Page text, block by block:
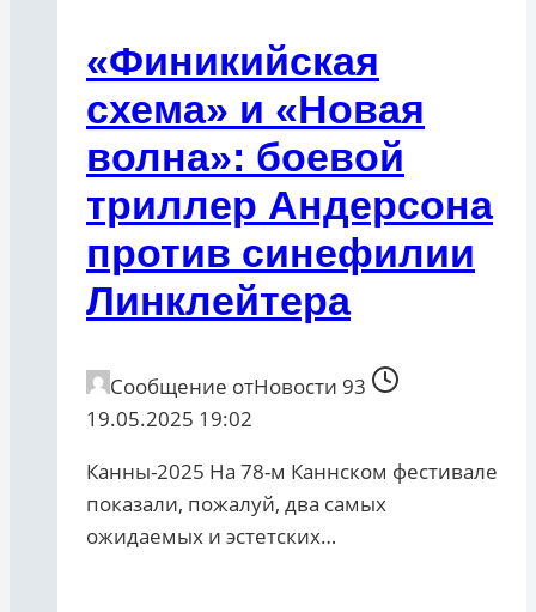
«Финикийская
схема» и «Новая
волна»: боевой
триллер Андерсона
против синефилии
Линклейтера
Сообщение отНовости 93
19.05.2025 19:02
Канны-2025 На 78-м Каннском фестивале
показали, пожалуй, два самых
ожидаемых и эстетских…